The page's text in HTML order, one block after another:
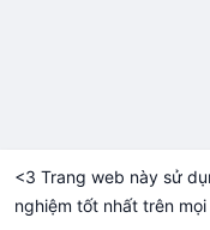
<3 Trang web này sử
nghiệm tốt nhất trên
$1,901.46 +0.19%